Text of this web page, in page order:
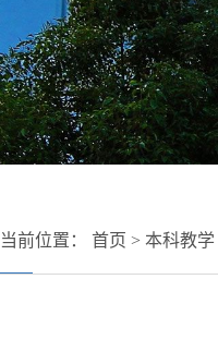
当前位置： 首页 > 本科教学